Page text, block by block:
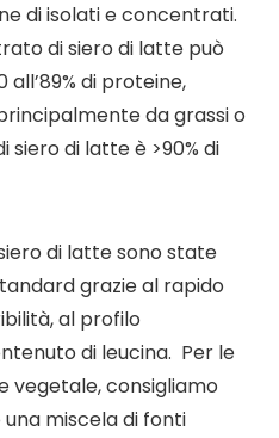
di isolati e concentrati.
di siero di latte può
di proteine,
da grassi o
siero di latte è >90% di
di latte sono state
grazie al rapido
al profilo
di leucina.  Per le
vegetale, consigliamo
miscela di fonti